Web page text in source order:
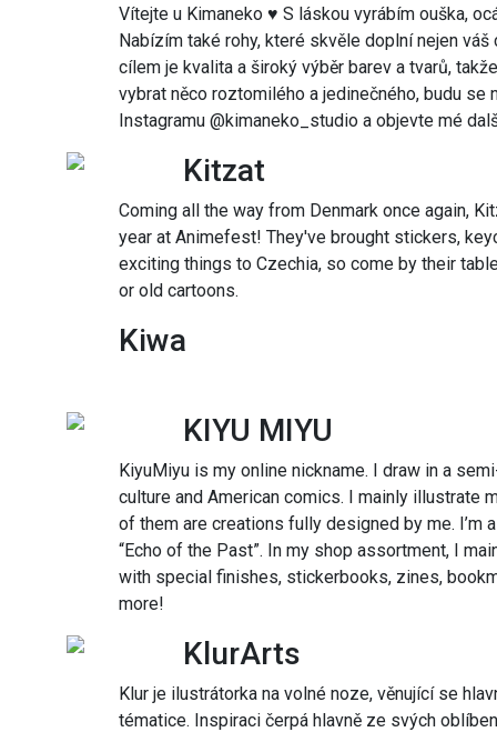
Vítejte u Kimaneko ♥ S láskou vyrábím ouška,
Nabízím také rohy, které skvěle doplní nejen
cílem je kvalita a široký výběr barev a tvarů,
vybrat něco roztomilého a jedinečného, budu se
Instagramu @kimaneko_studio a objevte mé
Kitzat
Coming all the way from Denmark once again,
year at Animefest! They've brought stickers,
exciting things to Czechia, so come by their
or old cartoons.
Kiwa
KIYU MIYU
KiyuMiyu is my online nickname. I draw in a
culture and American comics. I mainly illustrate
of them are creations fully designed by me. I’m
“Echo of the Past”. In my shop assortment, I
with special finishes, stickerbooks, zines,
more!
KlurArts
Klur je ilustrátorka na volné noze, věnující se
tématice. Inspiraci čerpá hlavně ze svých